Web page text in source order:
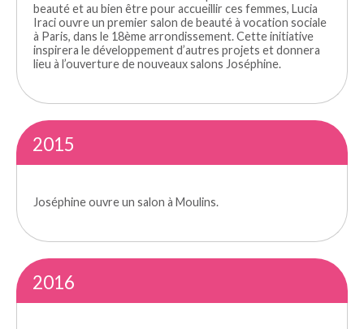
beauté et au bien être pour accueillir ces femmes, Lucia
Iraci ouvre un premier salon de beauté à vocation sociale
à Paris, dans le 18ème arrondissement. Cette initiative
inspirera le développement d’autres projets et donnera
lieu à l’ouverture de nouveaux salons Joséphine.
2015
Joséphine ouvre un salon à Moulins.
2016